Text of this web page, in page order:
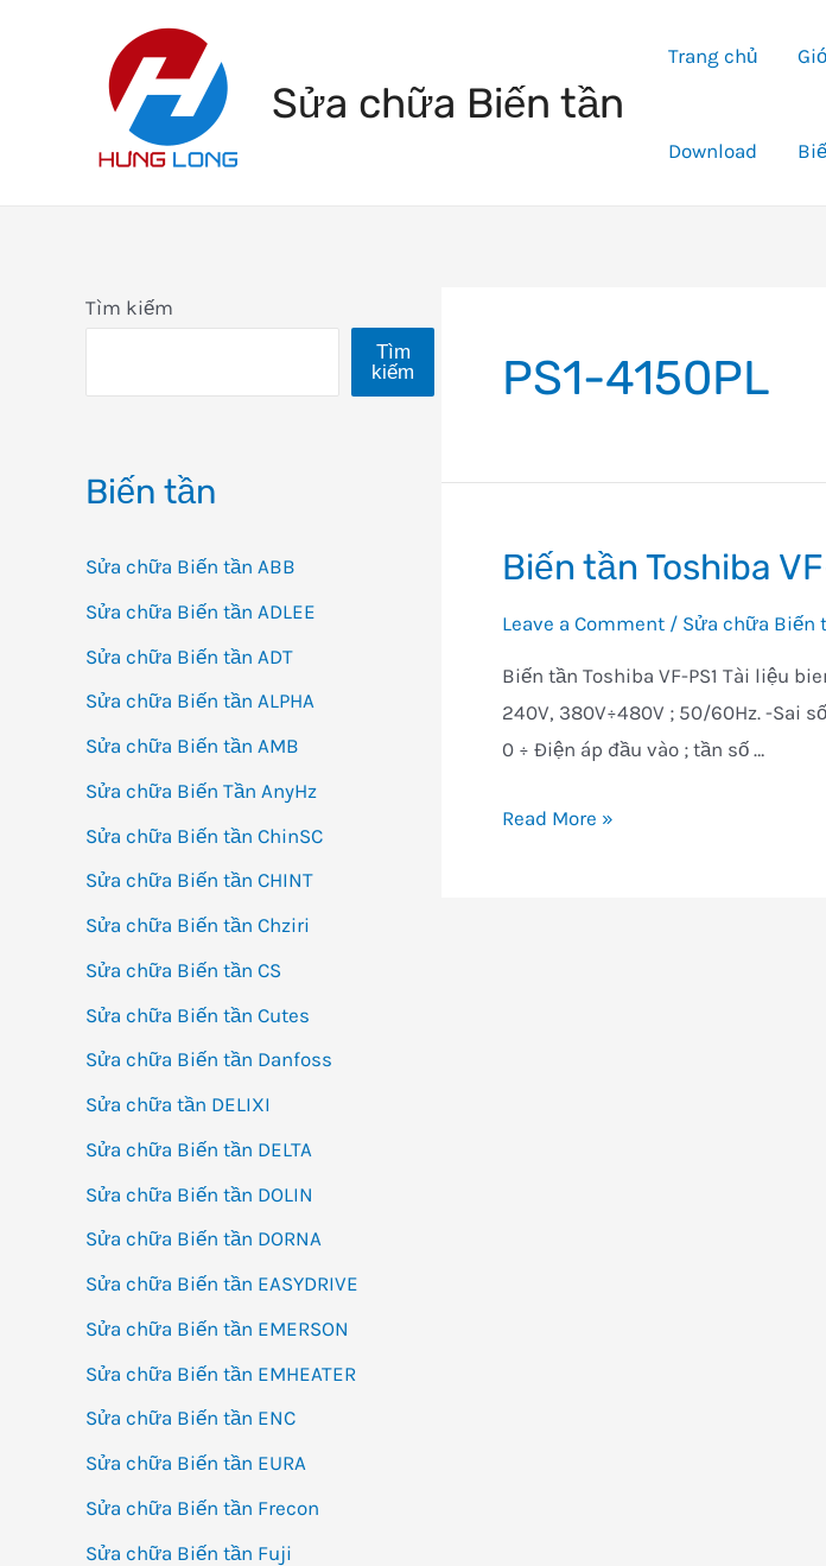
Sửa chữa Biến tần
Trang chủ
Download
Tìm kiếm
Tìm
kiếm
Biến tần
Sửa chữa Biến tần ABB
Sửa chữa Biến tần ADLEE
Sửa chữa Biến tần ADT
Sửa chữa Biến tần ALPHA
Sửa chữa Biến tần AMB
Sửa chữa Biến Tần AnyHz
Sửa chữa Biến tần ChinSC
Sửa chữa Biến tần CHINT
Sửa chữa Biến tần Chziri
Sửa chữa Biến tần CS
Sửa chữa Biến tần Cutes
Sửa chữa Biến tần Danfoss
Sửa chữa tần DELIXI
Sửa chữa Biến tần DELTA
Sửa chữa Biến tần DOLIN
Sửa chữa Biến tần DORNA
Sửa chữa Biến tần EASYDRIVE
Sửa chữa Biến tần EMERSON
Sửa chữa Biến tần EMHEATER
Sửa chữa Biến tần ENC
Sửa chữa Biến tần EURA
Sửa chữa Biến tần Frecon
Sửa chữa Biến tần Fuji
PS1-4150PL
Biến tần Toshiba
Leave a Comment / Sửa chữa Biến
Biến tần Toshiba VF-PS1 Tài liệu
240V, 380V÷480V ; 50/60Hz. -Sai
0 ÷ Điện áp đầu vào ; tần số …
Biến
Read More »